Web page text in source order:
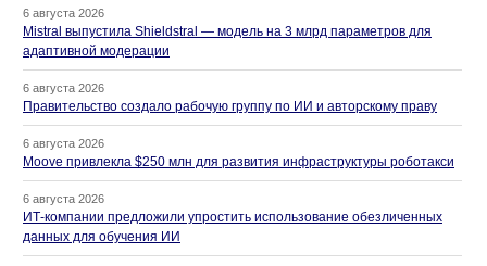
6 августа 2026
Mistral выпустила Shieldstral — модель на 3 млрд параметров для
адаптивной модерации
6 августа 2026
Правительство создало рабочую группу по ИИ и авторскому праву
6 августа 2026
Moove привлекла $250 млн для развития инфраструктуры роботакси
6 августа 2026
ИТ-компании предложили упростить использование обезличенных
данных для обучения ИИ